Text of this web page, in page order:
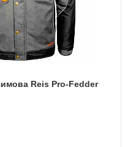
Reis Pro-Fedder